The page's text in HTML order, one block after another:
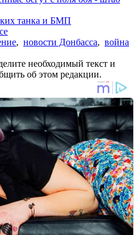
танка и БМП
, новости Донбасса, война
необходимый текст и
об этом редакции.